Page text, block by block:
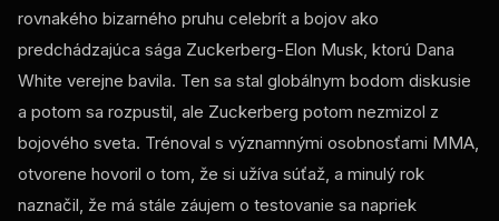
rovnakého bizarného pruhu celebrít a bojov ako
predchádzajúca sága Zuckerberg-Elon Musk, ktorú Dana
White verejne bavila. Ten sa stal globálnym bodom diskusie
a potom sa rozpustil, ale Zuckerberg potom nezmizol z
bojového sveta. Trénoval s významnými osobnosťami MMA,
otvorene hovoril o tom, že si užíva súťaž, a minulý rok
naznačil, že má stále záujem o testovanie sa napriek